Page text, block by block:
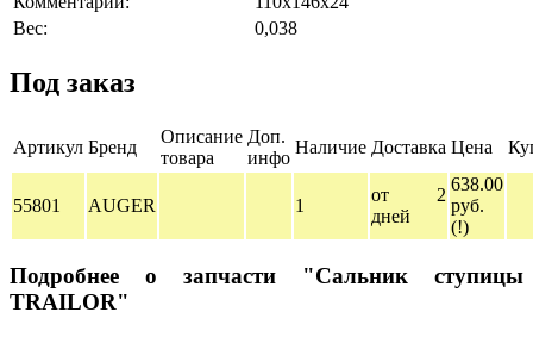
Вес:
0,038
Под заказ
Артикул Бренд
Описание
товара
Доп.
инфо
Наличие Доставка Цена
55801 AUGER 1
от 2
дней
638.00
руб.
(!)
Подробнее о запчасти "Сальник ступицы
TRAILOR"